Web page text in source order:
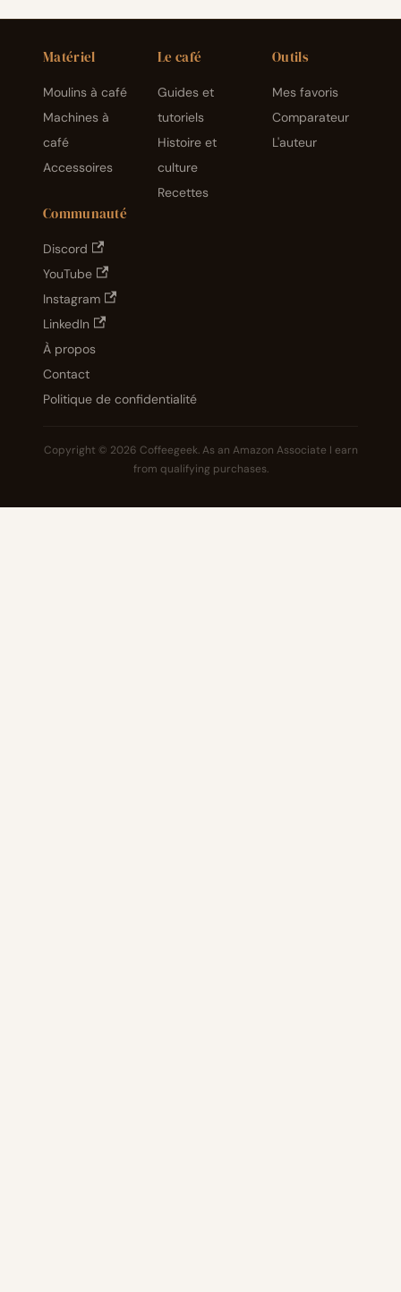
Matériel
Moulins à café
Machines à
café
Accessoires
Le café
Guides et
tutoriels
Histoire et
culture
Recettes
Outils
Mes favoris
Comparateur
L'auteur
Communauté
Discord
YouTube
Instagram
LinkedIn
À propos
Contact
Politique de confidentialité
Copyright © 2026 Coffeegeek. As an Amazon Associate I earn
from qualifying purchases.